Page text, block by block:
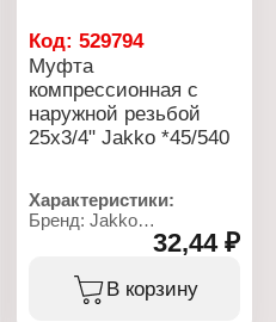
Код:529794
Муфта
компрессионная с
наружной резьбой
25x3/4" Jakko *45/540
Характеристики:
Бренд: Jakko
Артикул: 704038251T
Тип товара: Муфта
Тип: компрессионная
Вид: переходная
32,44 ₽
В корзину